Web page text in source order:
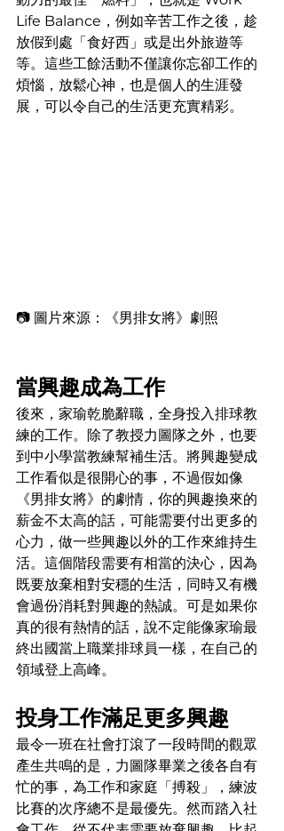
Life Balance，例如辛苦工作之後，趁
放假到處「食好西」或是出外旅遊等
等。這些工餘活動不僅讓你忘卻工作的
煩惱，放鬆心神，也是個人的生涯發
展，可以令自己的生活更充實精彩。
📷 圖片來源：《男排女將》劇照
當興趣成為工作
後來，家瑜乾脆辭職，全身投入排球教
練的工作。除了教授力圖隊之外，也要
到中小學當教練幫補生活。將興趣變成
工作看似是很開心的事，不過假如像
《男排女將》的劇情，你的興趣換來的
薪金不太高的話，可能需要付出更多的
心力，做一些興趣以外的工作來維持生
活。這個階段需要有相當的決心，因為
既要放棄相對安穩的生活，同時又有機
會過份消耗對興趣的熱誠。可是如果你
真的很有熱情的話，說不定能像家瑜最
終出國當上職業排球員一樣，在自己的
領域登上高峰。
投身工作滿足更多興趣
最令一班在社會打滾了一段時間的觀眾
產生共鳴的是，力圖隊畢業之後各自有
忙的事，為工作和家庭「搏殺」，練波
比賽的次序總不是最優先。然而踏入社